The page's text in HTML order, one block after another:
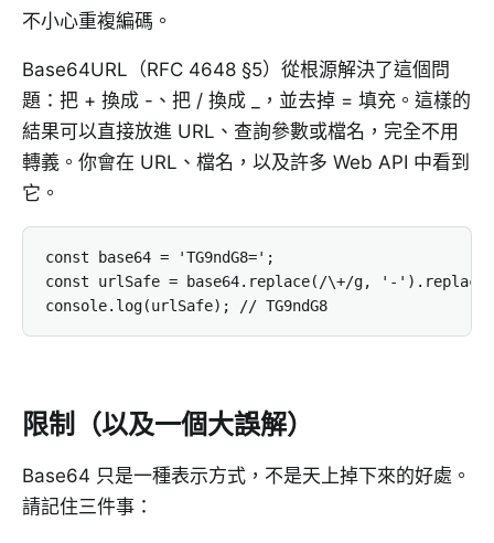
不小心重複編碼。
Base64URL（RFC 4648 §5）從根源解決了這個問
題：把 + 換成 -、把 / 換成 _，並去掉 = 填充。這樣的
結果可以直接放進 URL、查詢參數或檔名，完全不用
轉義。你會在 URL、檔名，以及許多 Web API 中看到
它。
const base64 = 'TG9ndG8=';
const urlSafe = base64.replace(/\+/g, '-
console.log(urlSafe); // TG9ndG8
限制（以及一個大誤解）
Base64 只是一種表示方式，不是天上掉下來的好處。
請記住三件事：